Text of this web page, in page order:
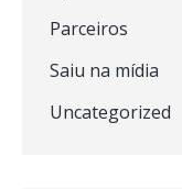
Parceiros
Saiu na mídia
Uncategorized